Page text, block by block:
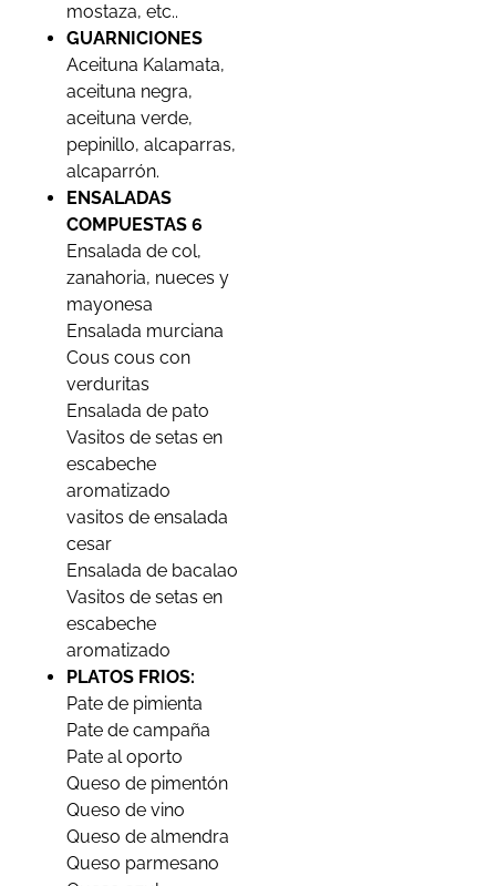
mostaza, etc..
GUARNICIONES
Aceituna Kalamata,
aceituna negra,
aceituna verde,
pepinillo, alcaparras,
alcaparrón.
ENSALADAS
COMPUESTAS 6
Ensalada de col,
zanahoria, nueces y
mayonesa
Ensalada murciana
Cous cous con
verduritas
Ensalada de pato
Vasitos de setas en
escabeche
aromatizado
vasitos de ensalada
cesar
Ensalada de bacalao
Vasitos de setas en
escabeche
aromatizado
PLATOS FRIOS:
Pate de pimienta
Pate de campaña
Pate al oporto
Queso de pimentón
Queso de vino
Queso de almendra
Queso parmesano